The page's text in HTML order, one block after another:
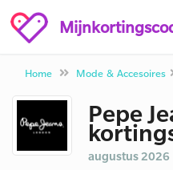
Home Mode & Accesoires
Pepe
augustus 2026